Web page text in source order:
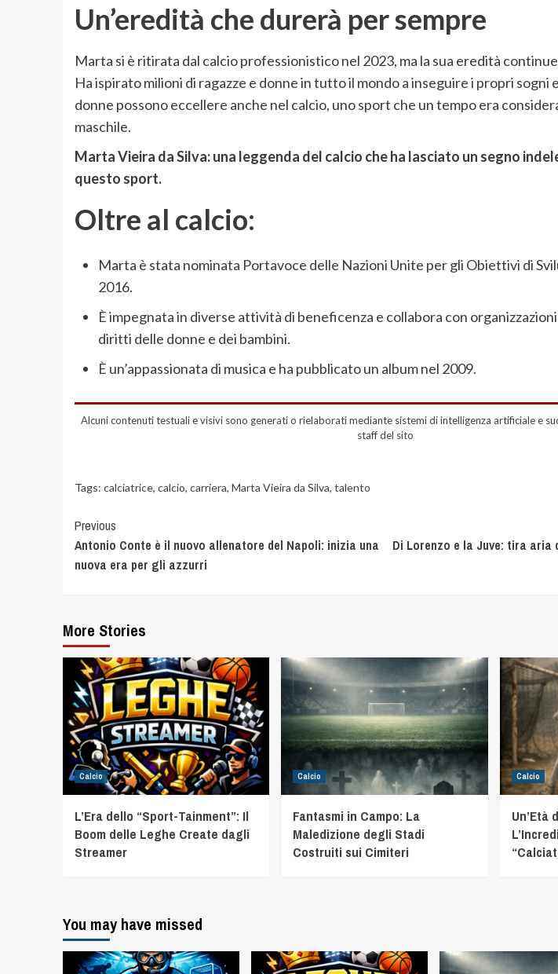
Un’eredità che durerà per sempre
Marta si è ritirata dal calcio professionistico nel 2023, ma la sua eredità
Ha ispirato milioni di ragazze e donne in tutto il mondo a inseguire i propri sogni
donne possono eccellere anche nel calcio, uno sport che un tempo era
maschile.
Marta Vieira da Silva: una leggenda del calcio che ha lasciato un segno
questo sport.
Oltre al calcio:
Marta è stata nominata Portavoce delle Nazioni Unite per gli Obiettivi di
2016.
È impegnata in diverse attività di beneficenza e collabora con
diritti delle donne e dei bambini.
È un’appassionata di musica e ha pubblicato un album nel 2009.
Alcuni contenuti testuali e visivi sono generati o rielaborati mediante sistemi di intelligenza artificiale e
staff del sito
Tags: calciatrice, calcio, carriera, Marta Vieira da Silva, talento
Previous
Antonio Conte è il nuovo allenatore del Napoli: inizia una
nuova era per gli azzurri
Di Lorenzo e la Juve: tira aria
More Stories
Calcio
L’Era dello “Sport-Tainment”: Il
Boom delle Leghe Create dagli
Streamer
Calcio
Fantasmi in Campo: La
Maledizione degli Stadi
Costruiti sui Cimiteri
Calcio
Un’Età
You may have missed